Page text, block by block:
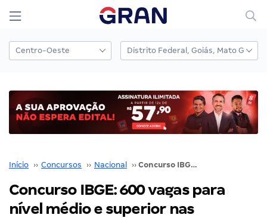
Início ›› Concursos ›› Nacional ›› Concurso IBGE: 600 vagas para nível médio e superior nas próximas semanas! Inicial de até R$ 9.107,88!
Concurso IBGE: 600 vagas para
nível médio e superior nas